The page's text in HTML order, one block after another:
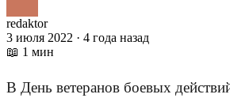
redaktor
3 июля 2022 · 4 года назад
📖 1 мин
В День ветеранов боевых